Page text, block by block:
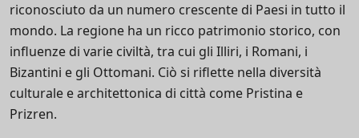
riconosciuto da un numero crescente di Paesi in tutto il
mondo. La regione ha un ricco patrimonio storico, con
influenze di varie civiltà, tra cui gli Illiri, i Romani, i
Bizantini e gli Ottomani. Ciò si riflette nella diversità
culturale e architettonica di città come Pristina e
Prizren.